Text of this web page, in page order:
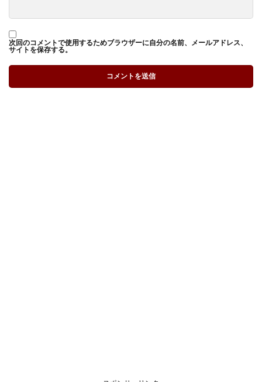
次回のコメントで使用するためブラウザーに自分の名前、メールアドレス、
サイトを保存する。